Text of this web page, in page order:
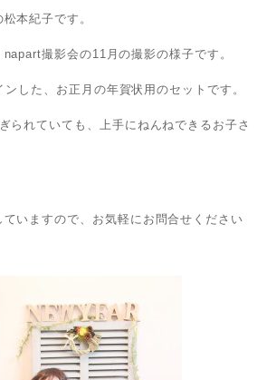
本紀子です。
撮影会の11月の撮影の様子です。
した、お正月の年賀状用のセットです。
られていても、上手にねんねできるお子さ
いますので、お気軽にお問合せください